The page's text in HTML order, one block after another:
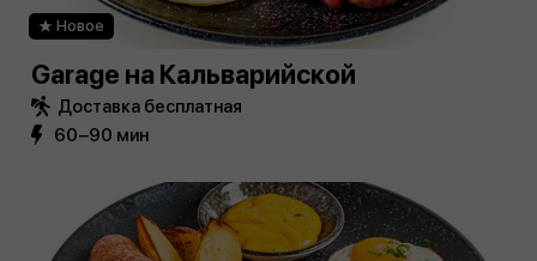
Новое
Garage на Кальварийской
Доставка бесплатная
60−90 мин